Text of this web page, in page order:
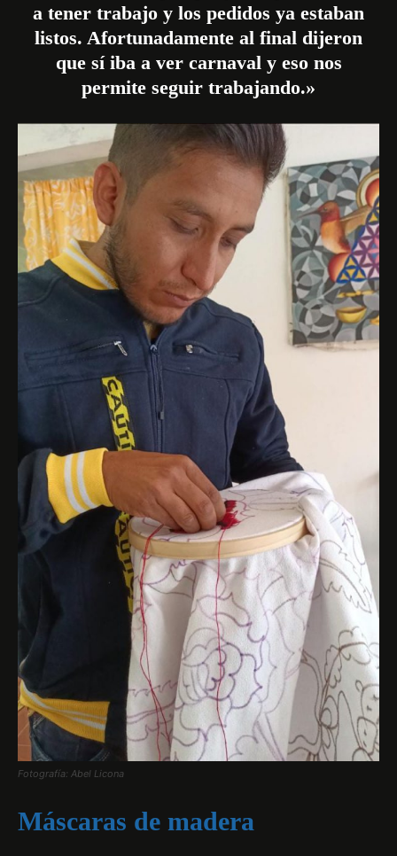
a tener trabajo y los pedidos ya estaban
listos. Afortunadamente al final dijeron
que sí iba a ver carnaval y eso nos
permite seguir trabajando.»
Fotografía: Abel Licona
Máscaras de madera